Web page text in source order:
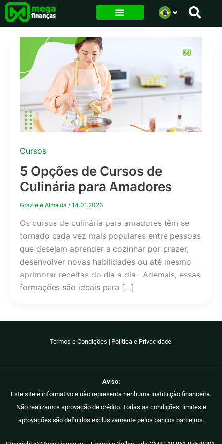
para
Cursos
5 Opções de Cursos de
Culinária para Amadores
Graziele Almeida / 14.01.2026
Os cursos de culinária para amadores têm se
tornado cada vez mais populares entre pessoas
que desejam aprender a cozinhar por prazer,
desenvolver novas habilidades ou até mesmo
aprimorar receitas do dia a dia. Ademais, essas
formações são ideais para […]
Termos e Condições | Política e Privacidade
Aviso:
Este site é informativo e não representa nenhuma instituição financeira.
Não realizamos aprovação de crédito. Todas as condições, limites e
aprovações são definidos exclusivamente pelos bancos parceiros.